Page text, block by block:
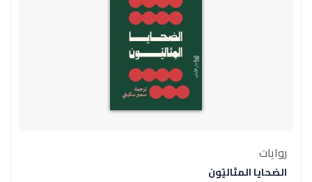
روايات
الضحايا المثاليّون